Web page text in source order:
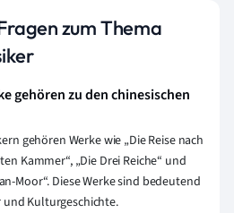
zum Thema
gehören zu den chinesischen
gehören Werke wie „Die Reise nach
Kammer“, „Die Drei Reiche“ und
Moor“. Diese Werke sind bedeutend
Kulturgeschichte.